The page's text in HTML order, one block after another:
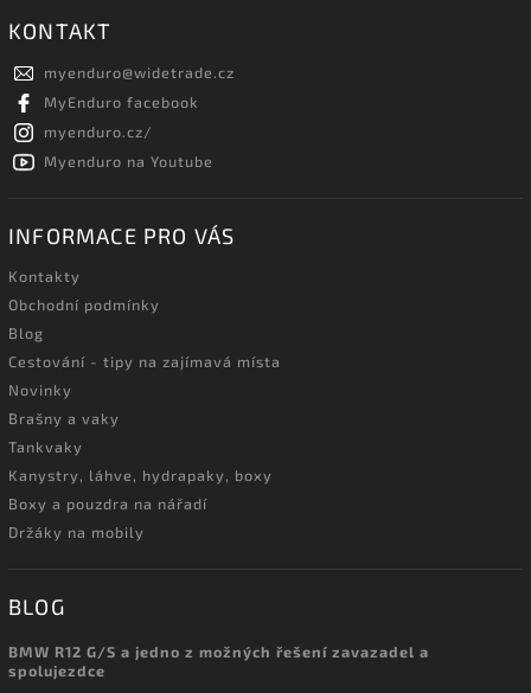
KONTAKT
myenduro@widetrade.cz
MyEnduro facebook
myenduro.cz/
Myenduro na Youtube
INFORMACE PRO VÁS
Kontakty
Obchodní podmínky
Blog
Cestování - tipy na zajímavá místa
Novinky
Brašny a vaky
Tankvaky
Kanystry, láhve, hydrapaky, boxy
Boxy a pouzdra na nářadí
Držáky na mobily
BLOG
BMW R12 G/S a jedno z možných řešení zavazadel a
spolujezdce